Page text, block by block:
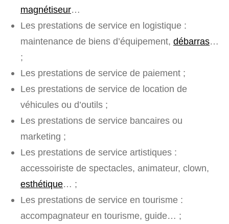
magnétiseur…
Les prestations de service en logistique :
maintenance de biens d’équipement, débarras…
;
Les prestations de service de paiement ;
Les prestations de service de location de
véhicules ou d’outils ;
Les prestations de service bancaires ou
marketing ;
Les prestations de service artistiques :
accessoiriste de spectacles, animateur, clown,
esthétique… ;
Les prestations de service en tourisme :
accompagnateur en tourisme, guide… ;